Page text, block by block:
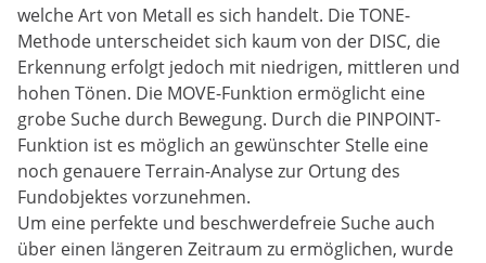
welche Art von Metall es sich handelt. Die TONE-
Methode unterscheidet sich kaum von der DISC, die
Erkennung erfolgt jedoch mit niedrigen, mittleren und
hohen Tönen. Die MOVE-Funktion ermöglicht eine
grobe Suche durch Bewegung. Durch die PINPOINT-
Funktion ist es möglich an gewünschter Stelle eine
noch genauere Terrain-Analyse zur Ortung des
Fundobjektes vorzunehmen.
Um eine perfekte und beschwerdefreie Suche auch
über einen längeren Zeitraum zu ermöglichen, wurde